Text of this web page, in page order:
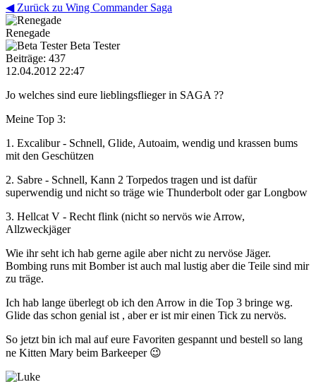
◀ Zurück zu Wing Commander Saga
Renegade
Beta Tester
Beiträge: 437
12.04.2012 22:47
Jo welches sind eure lieblingsflieger in SAGA ??
Meine Top 3:
1. Excalibur - Schnell, Glide, Autoaim, wendig und krassen bums
mit den Geschützen
2. Sabre - Schnell, Kann 2 Torpedos tragen und ist dafür
superwendig und nicht so träge wie Thunderbolt oder gar Longbow
3. Hellcat V - Recht flink (nicht so nervös wie Arrow,
Allzweckjäger
Wie ihr seht ich hab gerne agile aber nicht zu nervöse Jäger.
Bombing runs mit Bomber ist auch mal lustig aber die Teile sind mir
zu träge.
Ich hab lange überlegt ob ich den Arrow in die Top 3 bringe wg.
Glide das schon genial ist , aber er ist mir einen Tick zu nervös.
So jetzt bin ich mal auf eure Favoriten gespannt und bestell so lang
ne Kitten Mary beim Barkeeper 😉